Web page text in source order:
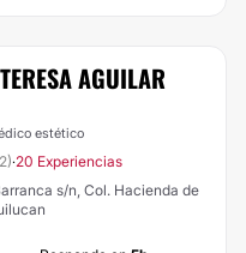
AGUILAR
estético
·20 Experiencias
s/n, Col. Hacienda de